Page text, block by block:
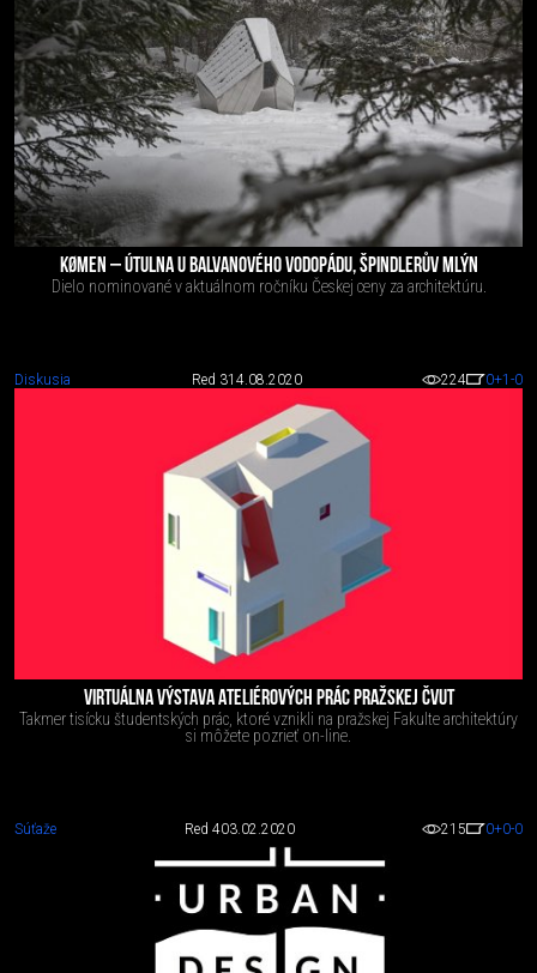
KØMEN – ÚTULNA U BALVANOVÉHO VODOPÁDU, ŠPINDLERŮV MLÝN
Dielo nominované v aktuálnom ročníku Českej ceny za architektúru.
Diskusia Red 314.08.2020 224 0+1 -0
VIRTUÁLNA VÝSTAVA ATELIÉROVÝCH PRÁC PRAŽSKEJ ČVUT
Takmer tisícku študentských prác, ktoré vznikli na pražskej Fakulte architektúry
si môžete pozrieť on-line.
Súťaže Red 403.02.2020 215 0+0-0